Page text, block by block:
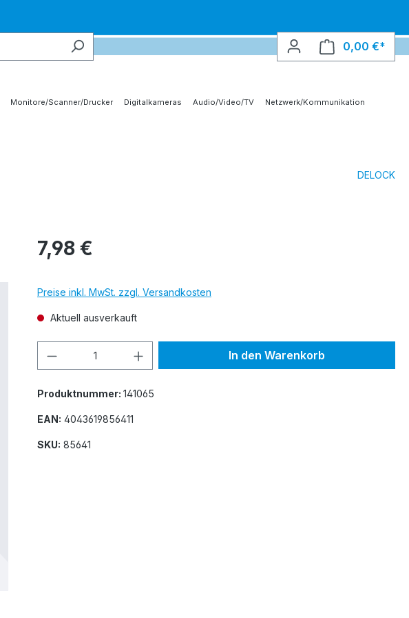
0,00 €*
Monitore/Scanner/Drucker Digitalkameras Audio/Video/TV Netzwerk/Kommunikation
DELOCK
7,98 €
Preise inkl. MwSt. zzgl. Versandkosten
Aktuell ausverkauft
Produkt Anzahl: Gib den gewünschten Wert
In den Warenkorb
Produktnummer: 141065
EAN: 4043619856411
SKU: 85641